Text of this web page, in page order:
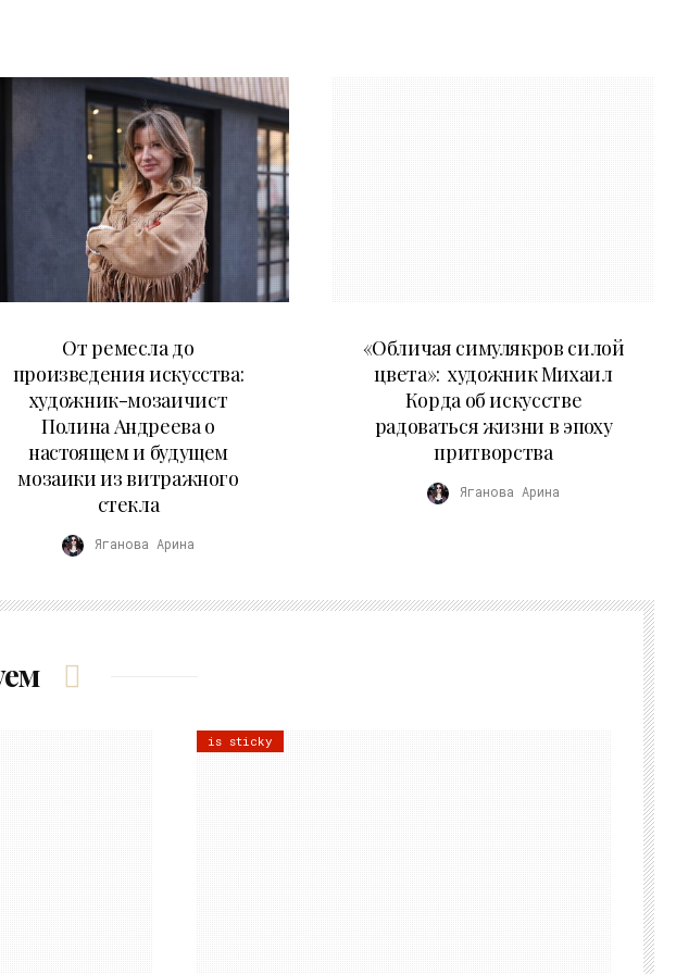
От ремесла до
произведения искусства:
художник-мозаичист
Полина Андреева о
настоящем и будущем
мозаики из витражного
стекла
Яганова Арина
«Обличая симулякров силой
цвета»: художник Михаил
Корда об искусстве
радоваться жизни в эпоху
притворства
Яганова Арина
is sticky